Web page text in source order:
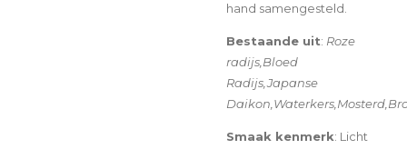
hand samengesteld.
Bestaande uit: Roze
radijs,Bloed
Radijs,Japanse
Smaak kenmerk: Licht